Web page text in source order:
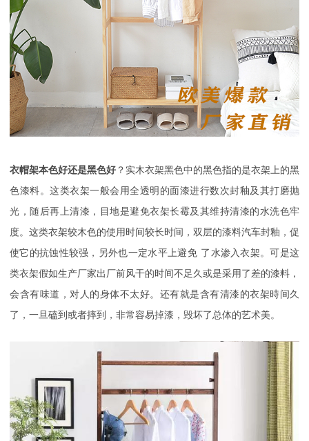
衣帽架本色好还是黑色好 ？实木衣架黑色中的黑色指的是衣架上的黑
色漆料。这类衣架一般会用全透明的面漆进行数次封釉及其打磨抛
光，随后再上清漆，目地是避免衣架长霉及其维持清漆的水洗色牢
度。这类衣架较木色的使用时间较长时间，双层的漆料汽车封釉，促
使它的抗蚀性较强，另外也一定水平上避免 了水渗入衣架。可是这
类衣架假如生产厂家出厂前风干的时间不足久或是采用了差的漆料，
会含有味道，对人的身体不太好。还有就是含有清漆的衣架時间久
了，一旦磕到或者摔到，非常容易掉漆，毁坏了总体的艺术美。